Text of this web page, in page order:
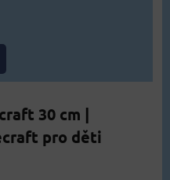
30 cm |
pro děti